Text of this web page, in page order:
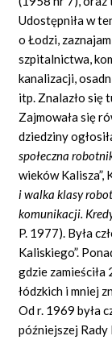
Udostępniła w
o Łodzi,
szpitalnictwa,
kanalizacji,
itp. Znalazło się
Zajmowała się
dziedziny
społeczna
wieków Kalisza”,
i walka klasy
komunikacji.
P. 1977). Była
Kaliskiego”.
gdzie
łódzkich i mniej
Od r. 1969 była
późniejszej Rady